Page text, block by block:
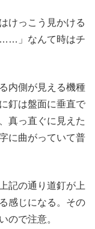
けっこう見かける
……」なんて時はチ
内側が見える機種
釘は盤面に垂直で
真っ直ぐに見えた
に曲がっていて普
記の通り道釘が上
感じになる。その
ので注意。